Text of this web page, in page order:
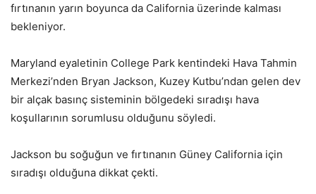
fırtınanın yarın boyunca da California üzerinde kalması
bekleniyor.
Maryland eyaletinin College Park kentindeki Hava Tahmin
Merkezi’nden Bryan Jackson, Kuzey Kutbu’ndan gelen dev
bir alçak basınç sisteminin bölgedeki sıradışı hava
koşullarının sorumlusu olduğunu söyledi.
Jackson bu soğuğun ve fırtınanın Güney California için
sıradışı olduğuna dikkat çekti.